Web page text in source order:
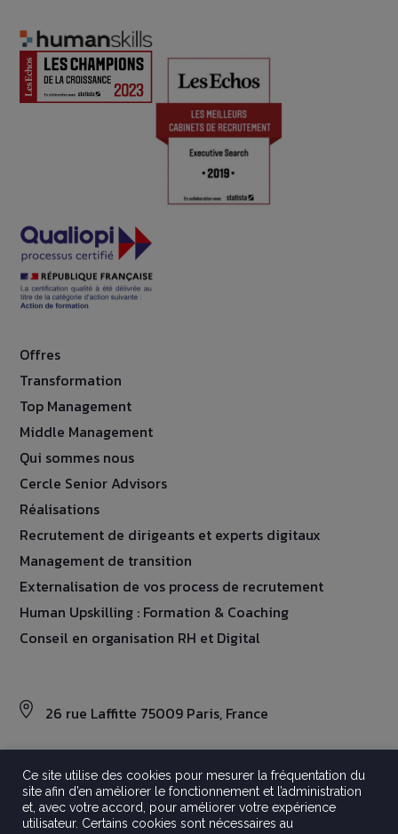
Offres
Transformation
Top Management
Middle Management
Qui sommes nous
Cercle Senior Advisors
Réalisations
Recrutement de dirigeants et experts digitaux
Management de transition
Externalisation de vos process de recrutement
Human Upskilling : Formation & Coaching
Conseil en organisation RH et Digital
26 rue Laffitte 75009 Paris, France
©2026 Aravati
Tout droits réservés
Ce site utilise des cookies pour mesurer la fréquentation du
site afin d’en améliorer le fonctionnement et l’administration
et, avec votre accord, pour améliorer votre expérience
utilisateur. Certains cookies sont nécessaires au